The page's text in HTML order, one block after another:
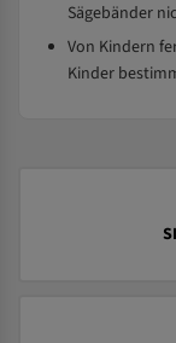
Sägebänder
Von Kindern
Kinder